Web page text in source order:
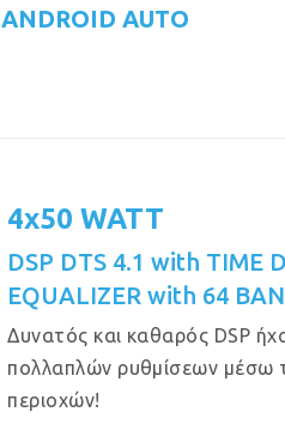
ANDROID AUTO
4x50 WATT
DSP DTS 4.1 with TIME
EQUALIZER with 64
Δυνατός και καθαρός DSP
πολλαπλών ρυθμίσεων μέσω
περιοχών!